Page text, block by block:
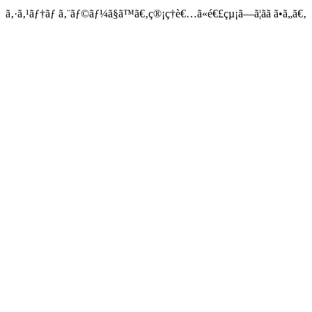
ã‚·ã‚¹ãƒ†ãƒ ã‚¨ãƒ©ãƒ¼ã§ã™ã€‚ç®¡ç†è€…ã«é€£çµ¡ã—ã¦ãã ã•ã„ã€‚